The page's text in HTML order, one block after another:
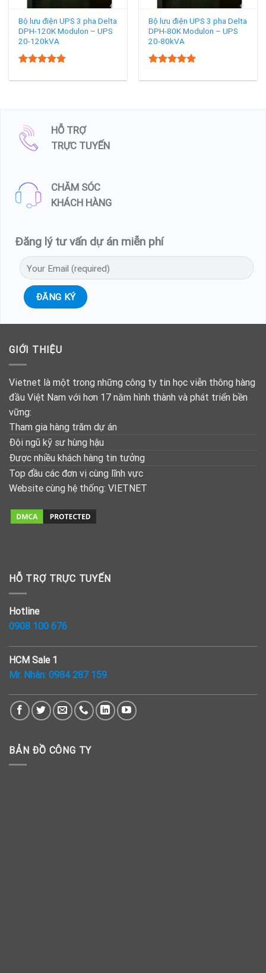
Bộ lưu điện UPS 3 pha Delta
DPH-120K Modulon – UPS
20-120kVA
out of 5
Bộ lưu điện UPS 3 pha Delta
DPH-80K Modulon – UPS
20-80kVA
out of 5
HỖ TRỢ
TRỰC TUYẾN
CHĂM SÓC
KHÁCH HÀNG
Đăng lý tư vấn dự án miễn phí
GIỚI THIỆU
Vietnet là một trong những công ty tin học viễn thông hàng
đầu Việt Nam với hơn 17 năm hình thành và phát triển bền
vững:
Tham gia hàng trăm dự án
Đội ngũ kỹ sư hùng hậu
Được nhiều khách hàng tin tưởng
Top đầu các đơn vị cùng lĩnh vực
Website cùng hệ thống: VIETNET
HỖ TRỢ TRỰC TUYẾN
Hotline
0908 100 676
HCM Sale 1
Mr. Nhân: 0984 287 159
BẢN ĐỒ CÔNG TY